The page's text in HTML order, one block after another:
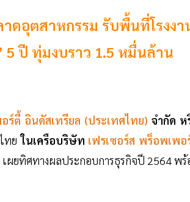
าดอุตสาหกรรม รับพื้นที่โรงงา
5 ปี ทุ่มงบราว 1.5 หมื่นล้าน
ร์ตี้ อินดัสเทรียล (ประเทศไทย)จำกัด ห
ทยในเครือบริษัท เฟรเซอร์ส พร็อพเพอ
ผยทิศทางผลประกอบการธุรกิจปี 2564 พร้